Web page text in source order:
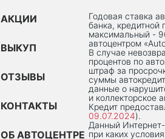
АКЦИИ
ВЫКУП
ОТЗЫВЫ
КОНТАКТЫ
ОБ АВТОЦЕНТРЕ
Годовая ставка
банка,
максимальный -
автоцентром
В случае
процентов по
штраф за
суммы
данные о
и коллекторское
Кредит
09.07.2024).
Данный
при каких